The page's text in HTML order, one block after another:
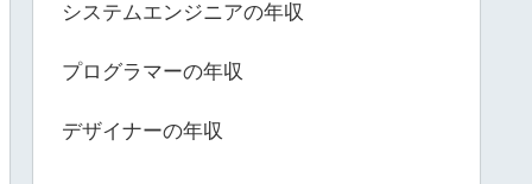
システムエンジニアの年収
プログラマーの年収
デザイナーの年収